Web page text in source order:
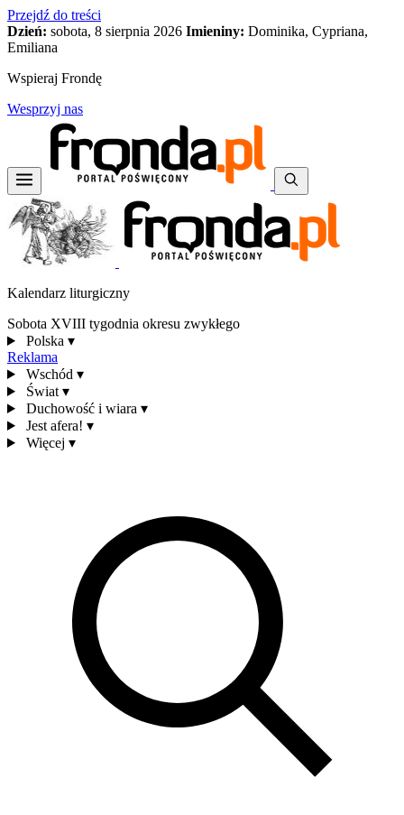
Przejdź do treści
Dzień: sobota, 8 sierpnia 2026 Imieniny: Dominika, Cypriana,
Emiliana
Wspieraj Frondę
Wesprzyj nas
Kalendarz liturgiczny
Sobota XVIII tygodnia okresu zwykłego
Polska ▾
Reklama
Wschód ▾
Świat ▾
Duchowość i wiara ▾
Jest afera! ▾
Więcej ▾